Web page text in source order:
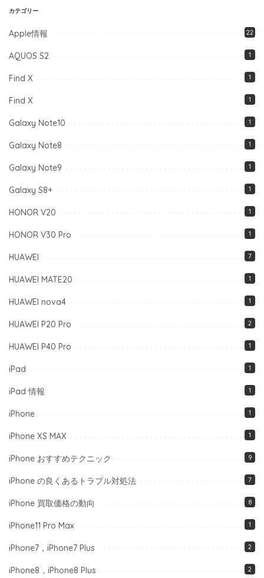
カテゴリー
Apple情報 22
AQUOS S2 1
Find X 1
Find X 1
Galaxy Note10 1
Galaxy Note8 1
Galaxy Note9 1
Galaxy S8+ 1
HONOR V20 1
HONOR V30 Pro 1
HUAWEI 7
HUAWEI MATE20 1
HUAWEI nova4 1
HUAWEI P20 Pro 2
HUAWEI P40 Pro 1
iPad 1
iPad 情報 1
iPhone 1
iPhone XS MAX 1
iPhone おすすめテクニック 9
iPhone の良くあるトラブル対処法 7
iPhone 買取価格の動向 8
iPhone11 Pro Max 1
iPhone7，iPhone7 Plus 2
iPhone8，iPhone8 Plus 2